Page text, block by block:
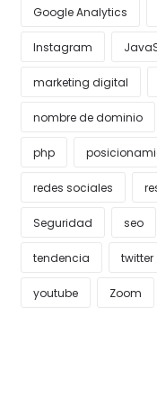
Google Analytics
Instagram
marketing digital
nombre de dominio
php
redes sociales
Seguridad seo
tendencia twitter
youtube Zoom